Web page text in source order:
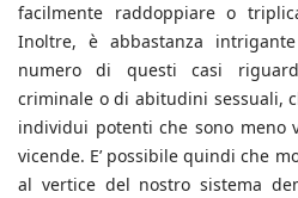
facilmente raddoppiare o
Inoltre, è abbastanza
numero di questi casi
criminale o di abitudini sessuali,
individui potenti che sono meno
vicende. E’ possibile quindi che
al vertice del nostro sistema